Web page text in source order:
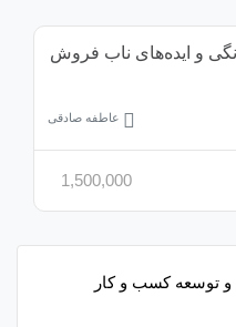
و ایده‌های ناب فروش
عاطفه صادقی
1,500,000
توسعه کسب و کار